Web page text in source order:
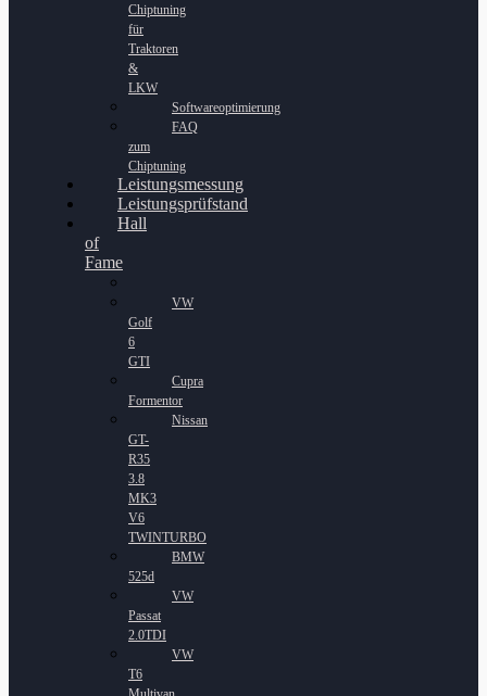
Chiptuning
für
Traktoren
&
LKW
Softwareoptimierung
FAQ
zum
Chiptuning
Leistungsmessung
Leistungsprüfstand
Hall
of
Fame
VW
Golf
6
GTI
Cupra
Formentor
Nissan
GT-
R35
3.8
MK3
V6
TWINTURBO
BMW
525d
VW
Passat
2.0TDI
VW
T6